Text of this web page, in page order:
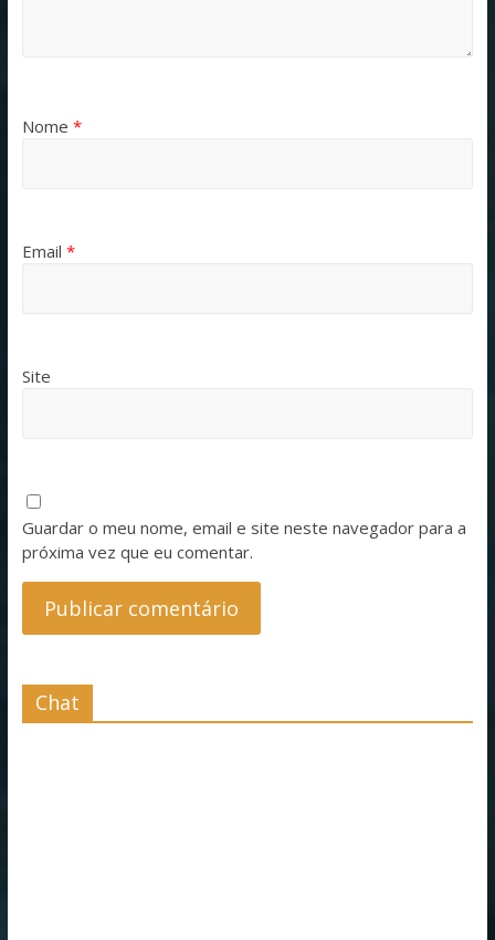
Nome *
Email *
Site
Guardar o meu nome, email e site neste navegador para a
próxima vez que eu comentar.
Chat